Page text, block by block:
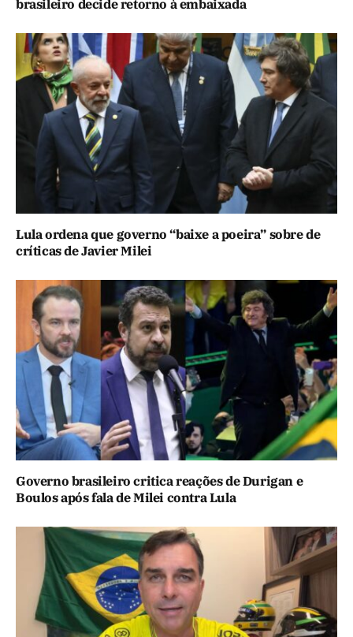
brasileiro decide retorno à embaixada
Lula ordena que governo “baixe a poeira” sobre de
críticas de Javier Milei
Governo brasileiro critica reações de Durigan e
Boulos após fala de Milei contra Lula